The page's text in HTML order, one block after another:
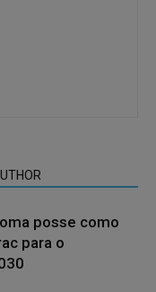
posse como
para o